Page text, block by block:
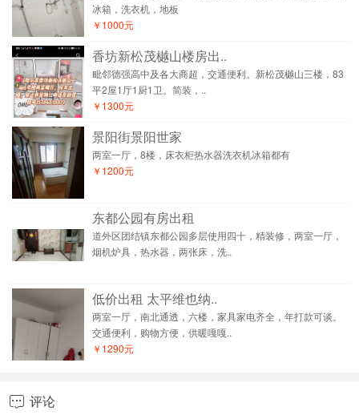
冰箱，洗衣机，地板
￥1000元
香坊新松茂樾山楼房出..
毗邻德强高中及各大商超，交通便利。新松茂樾山三楼，83
平2屋1厅1厨1卫。简装，..
￥1300元
景阳街景阳世家
两室一厅，8楼，床衣柜热水器洗衣机冰箱都有
￥1200元
东都公园有房出租
道外区团结镇东都公园多层使用四十，精装修，两室一厅，
烟机炉具，热水器，两张床，洗..
低价出租 太平维也纳..
两室一厅，南北通透，六楼，家具家电齐全，年打款可谈。
交通便利，购物方便，供暖嘎嘎..
￥1290元
 评论